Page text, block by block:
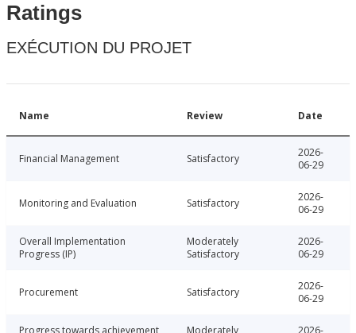
Ratings
EXÉCUTION DU PROJET
Name Review Date
Financial Management Satisfactory
2026-
06-29
Monitoring and Evaluation Satisfactory
2026-
06-29
Overall Implementation
Progress (IP)
Moderately
Satisfactory
2026-
06-29
Procurement Satisfactory
2026-
06-29